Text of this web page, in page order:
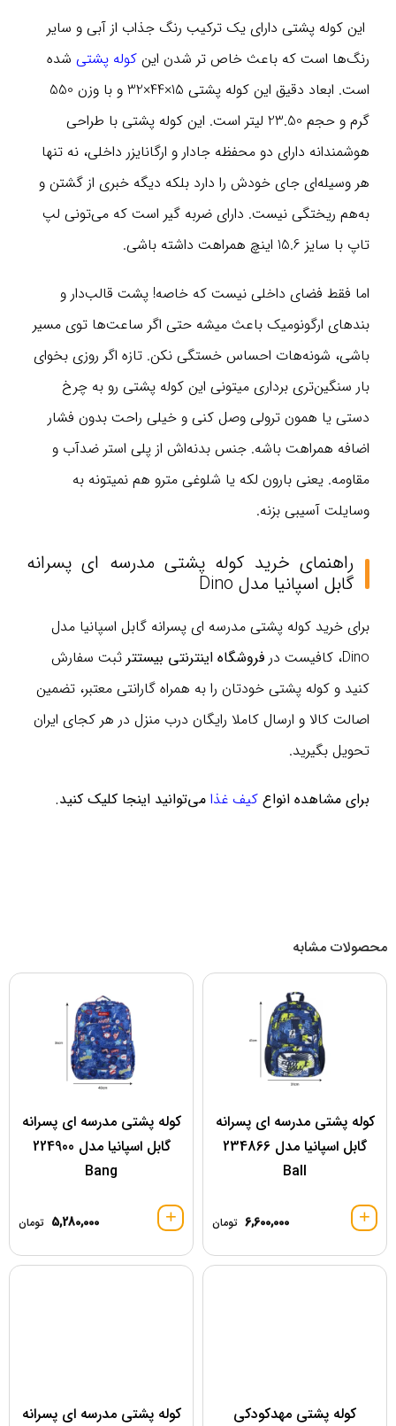
این کوله پشتی دارای یک ترکیب رنگ جذاب از آبی و سایر
رنگ‌ها است که باعث خاص تر شدن این کوله پشتی شده
است. ابعاد دقیق این کوله پشتی 15×44×32 و با وزن 550
گرم و حجم 23.50 لیتر است. این کوله پشتی با طراحی
هوشمندانه دارای دو محفظه جادار و ارگانایزر داخلی، نه تنها
هر وسیله‌ای جای خودش را دارد بلکه دیگه خبری از گشتن و
به‌هم ریختگی نیست. دارای ضربه گیر است که می‌تونی لپ
تاپ با سایز 15.6 اینچ همراهت داشته باشی.
اما فقط فضای داخلی نیست که خاصه! پشت قالب‌دار و
بندهای ارگونومیک باعث میشه حتی اگر ساعت‌ها توی مسیر
باشی، شونه‌هات احساس خستگی نکن. تازه اگر روزی بخوای
بار سنگین‌تری برداری میتونی این کوله پشتی رو به چرخ
دستی یا همون ترولی وصل کنی و خیلی راحت بدون فشار
اضافه همراهت باشه. جنس بدنه‌اش از پلی استر ضدآب و
مقاومه. یعنی بارون لکه یا شلوغی مترو هم نمیتونه به
وسایلت آسیبی بزنه.
راهنمای خرید کوله پشتی مدرسه ای پسرانه
گابل اسپانیا مدل Dino
برای خرید کوله پشتی مدرسه ای پسرانه گابل اسپانیا مدل
Dino، کافیست در
فروشگاه اینترنتی بیستتر ثبت سفارش
کنید و کوله پشتی خودتان را به همراه گارانتی معتبر، تضمین
اصالت کالا و ارسال کاملا رایگان درب منزل در هر کجای ایران
تحویل بگیرید.
برای مشاهده انواع کیف غذا می‌توانید اینجا کلیک کنید.
محصولات مشابه
کوله پشتی مدرسه ای پسرانه
گابل اسپانیا مدل 234866
Ball
6,600,000 تومان
کوله پشتی مدرسه ای پسرانه
گابل اسپانیا مدل 224900
Bang
5,280,000 تومان
کوله پشتی مهدکودکی
کوله پشتی مدرسه ای پسرانه